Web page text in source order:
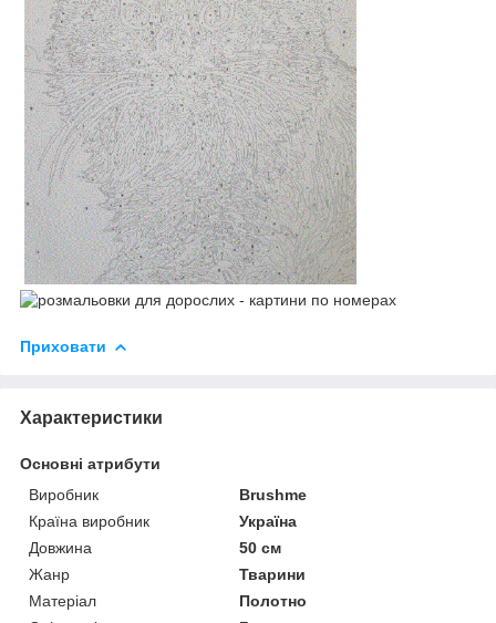
Приховати
Характеристики
Основні атрибути
Виробник
Brushme
Країна виробник
Україна
Довжина
50 см
Жанр
Тварини
Матеріал
Полотно